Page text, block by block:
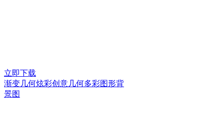
立即下载
渐变几何炫彩创意几何多彩图形背
景图